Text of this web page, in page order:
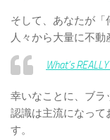
そして、あなたが「
人々から大量に不動
What’s
幸いなことに、ブラ
認識は主流になって
す。